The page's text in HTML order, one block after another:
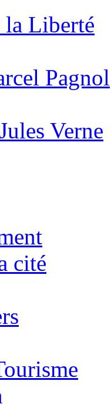
la Liberté
Pagnol
Verne
cité